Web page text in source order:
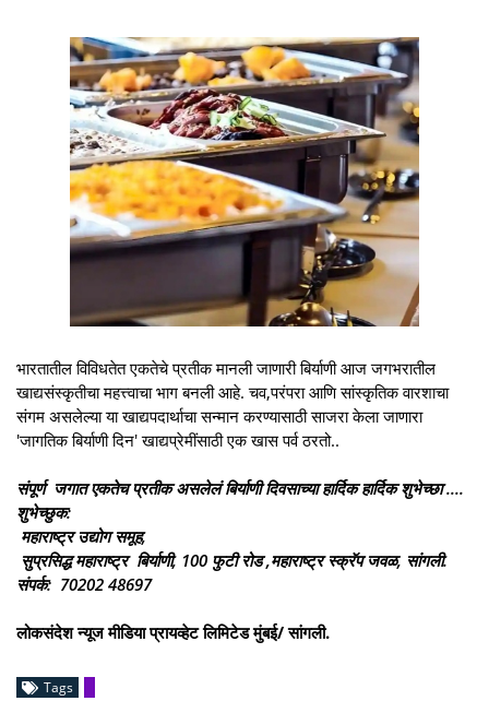
भारतातील विविधतेत एकतेचे प्रतीक मानली जाणारी बिर्याणी आज जगभरातील
खाद्यसंस्कृतीचा महत्त्वाचा भाग बनली आहे. चव,परंपरा आणि सांस्कृतिक वारशाचा
संगम असलेल्या या खाद्यपदार्थाचा सन्मान करण्यासाठी साजरा केला जाणारा
'जागतिक बिर्याणी दिन' खाद्यप्रेमींसाठी एक खास पर्व ठरतो..
संपूर्ण जगात एकतेच प्रतीक असलेलं बिर्याणी दिवसाच्या हार्दिक हार्दिक शुभेच्छा ....
शुभेच्छुक:
महाराष्ट्र उद्योग समूह,
सुप्रसिद्ध महाराष्ट्र बिर्याणी, 100 फुटी रोड ,महाराष्ट्र स्क्रॅप जवळ, सांगली.
संपर्क: 70202 48697
लोकसंदेश न्यूज मीडिया प्रायव्हेट लिमिटेड मुंबई/ सांगली.
Tags